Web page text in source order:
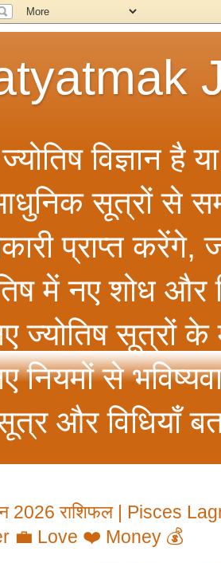
विज्ञान
सूत्रों से
प्राप्त करेंगे,
में नए शोध और
ज्योतिष सूत्रों
नियमों से
और विधियाँ
2026 राशिफल | Pisces
💼 Love ❤️ Money 💰